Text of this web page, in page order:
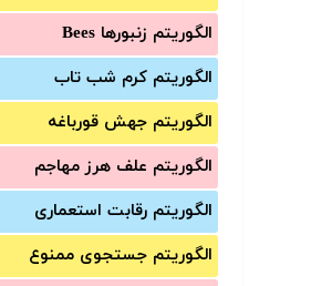
الگوریتم زنبورها Bees
الگوریتم کرم شب تاب
الگوریتم جهش قورباغه
الگوریتم علف هرز مهاجم
الگوریتم رقابت استعماری
الگوریتم جستجوی ممنوع